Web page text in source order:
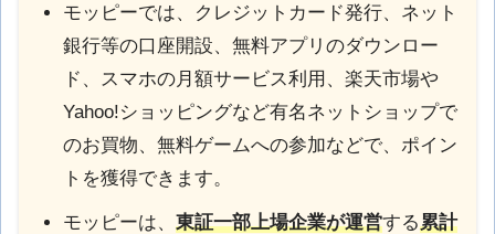
モッピーでは、クレジットカード発行、ネット
銀行等の口座開設、無料アプリのダウンロー
ド、スマホの月額サービス利用、楽天市場や
Yahoo!ショッピングなど有名ネットショップで
のお買物、無料ゲームへの参加などで、ポイン
トを獲得できます。
モッピーは、 東証一部上場企業が運営する累計